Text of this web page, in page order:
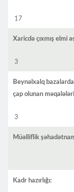
17
Xaricdə çıxmış elmi
3
Beynəlxalq
çap olunan
3
Müəlliflik
Kadr hazırlığı: